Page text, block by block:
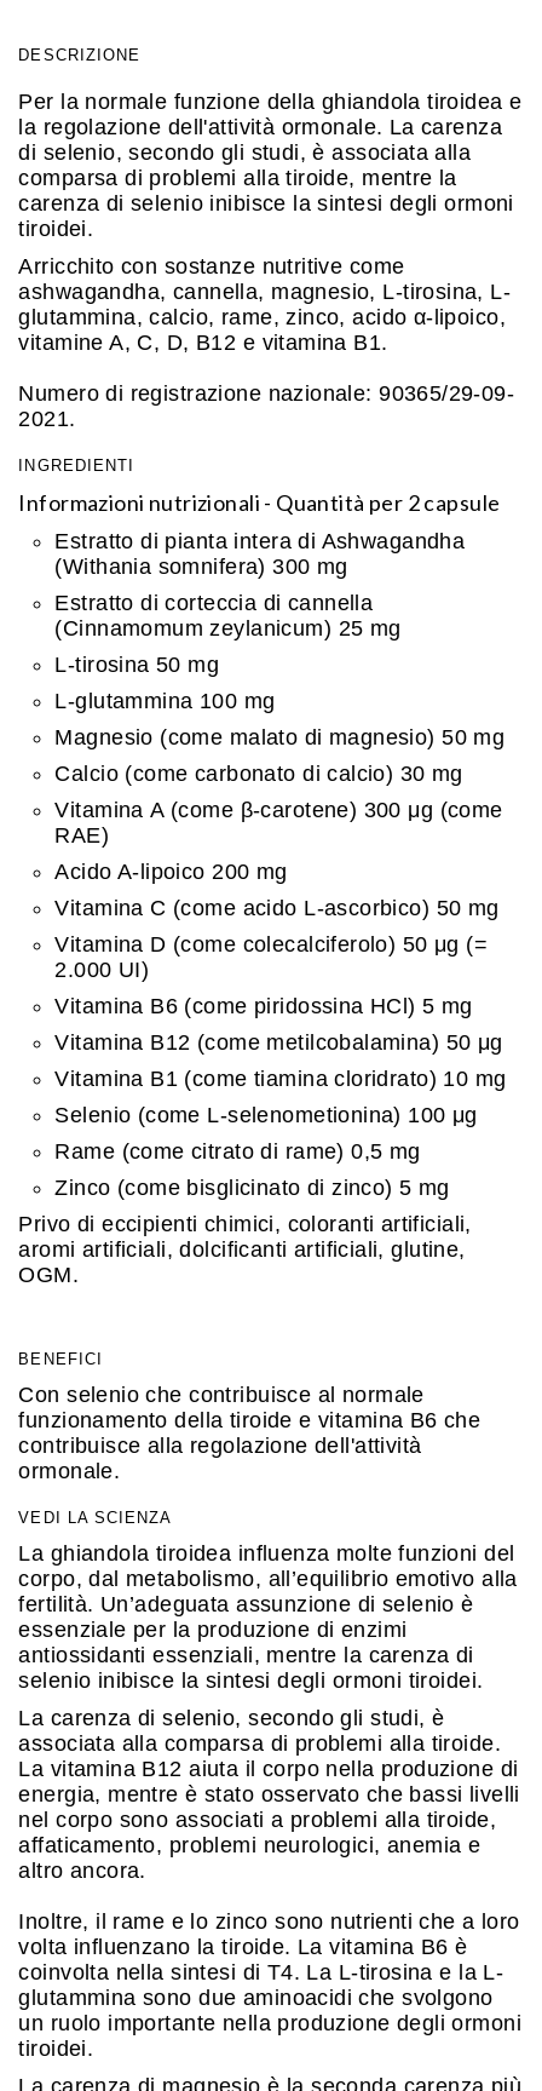
DESCRIZIONE
Per la normale funzione della ghiandola tiroidea e
la regolazione dell'attività ormonale. La carenza
di selenio, secondo gli studi, è associata alla
comparsa di problemi alla tiroide, mentre la
carenza di selenio inibisce la sintesi degli ormoni
tiroidei.
Arricchito con sostanze nutritive come
ashwagandha, cannella, magnesio, L-tirosina, L-
glutammina, calcio, rame, zinco, acido α-lipoico,
vitamine A, C, D, B12 e vitamina B1.
Numero di registrazione nazionale: 90365/29-09-
2021.
INGREDIENTI
Informazioni nutrizionali - Quantità per 2 capsule
Estratto di pianta intera di Ashwagandha
(Withania somnifera) 300 mg
Estratto di corteccia di cannella
(Cinnamomum zeylanicum) 25 mg
L-tirosina 50 mg
L-glutammina 100 mg
Magnesio (come malato di magnesio) 50 mg
Calcio (come carbonato di calcio) 30 mg
Vitamina Α (come β-carotene) 300 μg (come
RAE)
Acido A-lipoico 200 mg
Vitamina C (come acido L-ascorbico) 50 mg
Vitamina D (come colecalciferolo) 50 μg (=
2.000 UI)
Vitamina B6 (come piridossina HCl) 5 mg
Vitamina B12 (come metilcobalamina) 50 μg
Vitamina B1 (come tiamina cloridrato) 10 mg
Selenio (come L-selenometionina) 100 μg
Rame (come citrato di rame) 0,5 mg
Zinco (come bisglicinato di zinco) 5 mg
Privo di eccipienti chimici, coloranti artificiali,
aromi artificiali, dolcificanti artificiali, glutine,
OGM.
BENEFICI
Con selenio che contribuisce al normale
funzionamento della tiroide e vitamina B6 che
contribuisce alla regolazione dell'attività
ormonale.
VEDI LA SCIENZA
La ghiandola tiroidea influenza molte funzioni del
corpo, dal metabolismo, all’equilibrio emotivo alla
fertilità. Un’adeguata assunzione di selenio è
essenziale per la produzione di enzimi
antiossidanti essenziali, mentre la carenza di
selenio inibisce la sintesi degli ormoni tiroidei.
La carenza di selenio, secondo gli studi, è
associata alla comparsa di problemi alla tiroide.
La vitamina B12 aiuta il corpo nella produzione di
energia, mentre è stato osservato che bassi livelli
nel corpo sono associati a problemi alla tiroide,
affaticamento, problemi neurologici, anemia e
altro ancora.
Inoltre, il rame e lo zinco sono nutrienti che a loro
volta influenzano la tiroide. La vitamina B6 è
coinvolta nella sintesi di T4. La L-tirosina e la L-
glutammina sono due aminoacidi che svolgono
un ruolo importante nella produzione degli ormoni
tiroidei.
La carenza di magnesio è la seconda carenza più